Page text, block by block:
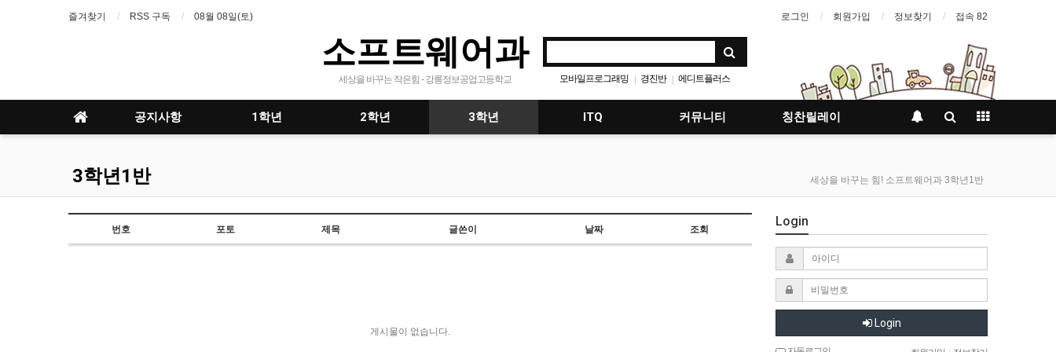
즐겨찾기 RSS 구독 08월 08일(토) 로그인 회원가입 정보찾기 접속 82
소프트웨어과
세상을 바꾸는 작은힘 - 강릉정보공업고등학교 모바일프로그래밍 | 경진반 | 에디트플러스
공지사항 1학년 2학년 3학년 ITQ 커뮤니티 칭찬릴레이
3학년1반 세상을 바꾸는 힘! 소프트웨어과 3학년1반
번호 포토 제목 글쓴이 날짜 조회
게시물이 없습니다.
Login
Login